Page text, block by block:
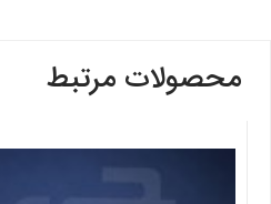
محصولات مرتبط